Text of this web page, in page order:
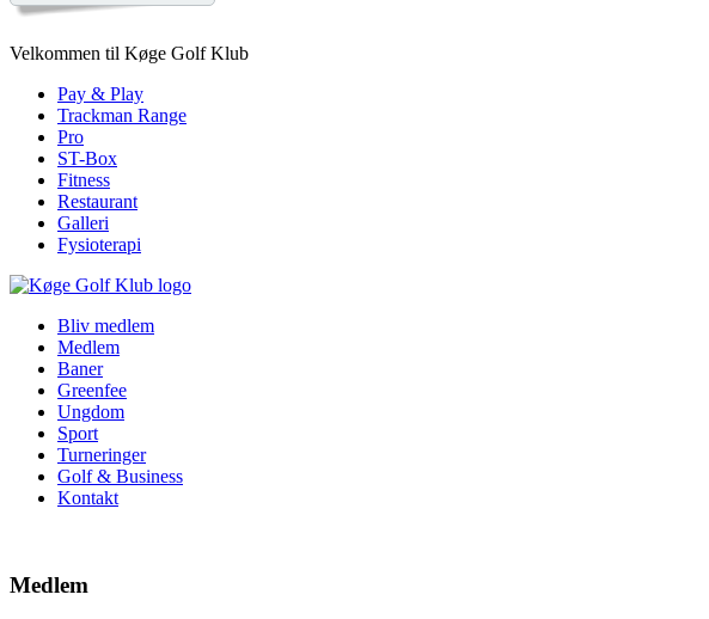
Velkommen til Køge Golf Klub
Pay & Play
Trackman Range
Pro
ST-Box
Fitness
Restaurant
Galleri
Fysioterapi
Bliv medlem
Medlem
Baner
Greenfee
Ungdom
Sport
Turneringer
Golf & Business
Kontakt
Medlem